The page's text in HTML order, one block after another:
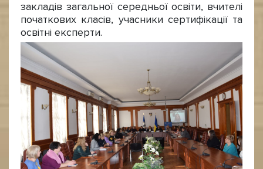
закладів загальної середньої освіти, вчителі
початкових класів, учасники сертифікації та
освітні експерти.